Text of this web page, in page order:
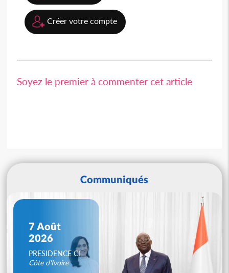
Créer votre compte
Soyez le premier à commenter cet article
Communiqués
7 Août
2026
PRESIDENCE CI
Côte d'Ivoire